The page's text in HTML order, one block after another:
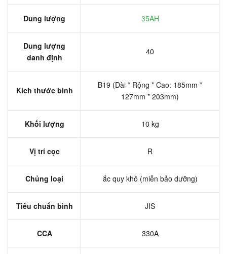
Dung lượng 35AH
Dung lượng
danh định
40
Kích thước bình
B19 (Dài * Rộng * Cao: 185mm *
127mm * 203mm)
Khối lượng 10 kg
Vị trí cọc R
Chủng loại ắc quy khô (miễn bảo dưỡng)
Tiêu chuẩn bình JIS
CCA 330A